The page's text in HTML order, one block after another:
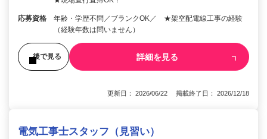
応募資格
年齢・学歴不問／ブランクOK／ ★架空配電線工事の経験
（経験年数は問いません）
後で見る 詳細を見る
更新日： 2026/06/22 掲載終了日： 2026/12/18
電気工事士スタッフ（見習い）